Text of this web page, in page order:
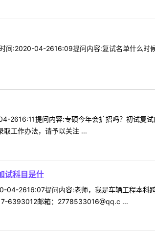
:2020-04-2616:09提问内容:复试名单什么时
2616:11提问内容:专硕今年会扩招吗？初试复
取工作办法，请予以关注 ...
试科目是什
2616:07提问内容:老师，我是车辆工程本科
6393012邮箱：2778533016@qq.c ...